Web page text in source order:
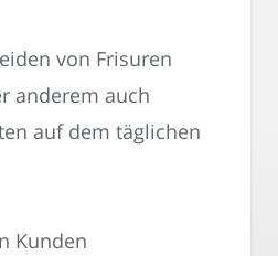
von Frisuren
anderem auch
auf dem täglichen
Kunden